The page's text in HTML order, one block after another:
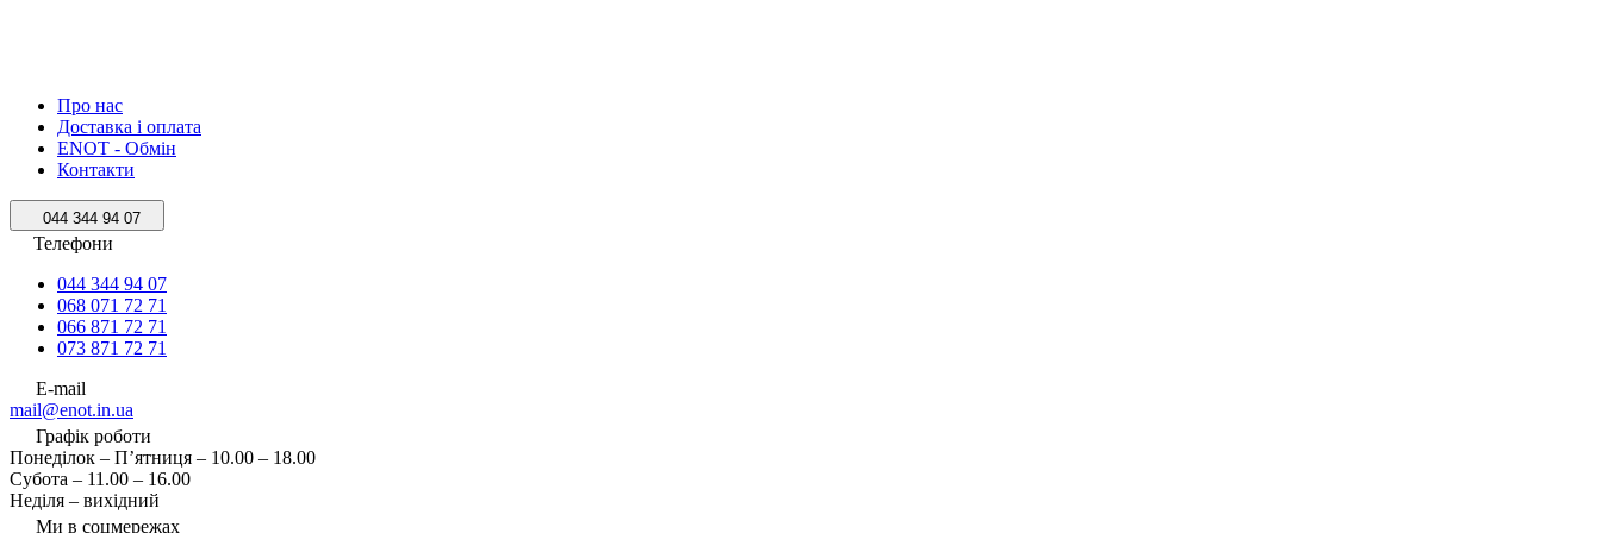
Про нас
Доставка і оплата
ENOT - Обмін
Контакти
044 344 94 07
Телефони
044 344 94 07
068 071 72 71
066 871 72 71
073 871 72 71
E-mail
mail@enot.in.ua
Графік роботи
Понеділок – П’ятниця – 10.00 – 18.00
Субота – 11.00 – 16.00
Неділя – вихідний
Ми в соцмережах